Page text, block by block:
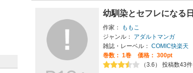
幼馴染とセフレになる日
作家：
ももこ
ジャンル：
アダルトマンガ
雑誌・レーベル： COMIC快楽天
巻数： 1巻
価格： 300pt
（3.6） 投稿数43件